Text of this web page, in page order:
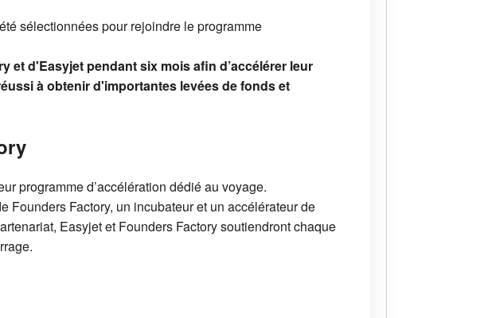
sélectionnées pour rejoindre le programme
d'Easyjet pendant six mois afin d’accélérer leur
à obtenir d'importantes levées de fonds et
programme d’accélération dédié au voyage.
Founders Factory, un incubateur et un accélérateur de
Easyjet et Founders Factory soutiendront chaque